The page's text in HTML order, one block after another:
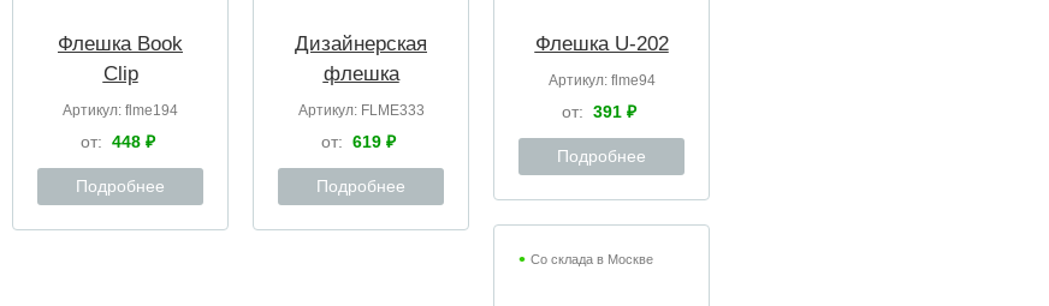
Флешка Book
Clip
Артикул: flme194
от: 448 ₽
Подробнее
Дизайнерская
флешка
Артикул: FLME333
от: 619 ₽
Подробнее
Флешка U-202
Артикул: flme94
от: 391 ₽
Подробнее
Со склада в Москве